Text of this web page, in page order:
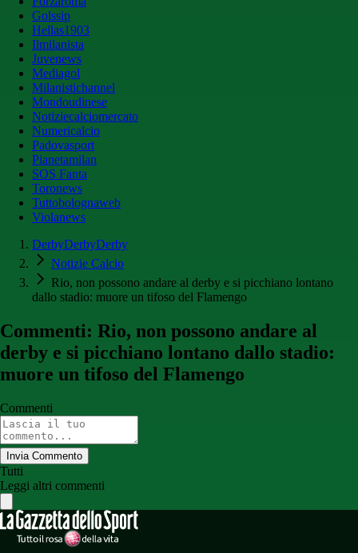
Golssip
Hellas1903
Ilmilanista
Juvenews
Mediagol
Milanistichannel
Mondoudinese
Notiziecalciomercato
Numericalcio
Padovasport
Pianetamilan
SOS Fanta
Toronews
Tuttobolognaweb
Violanews
DerbyDerbyDerby
Notizie Calcio
Rio, non possono andare al derby e si picchiano lontano
dallo stadio: muore un tifoso del Flamengo
Commenti: Rio, non possono andare al
derby e si picchiano lontano dallo stadio:
muore un tifoso del Flamengo
Commenti
Invia Commento
Tutti
Leggi altri commenti